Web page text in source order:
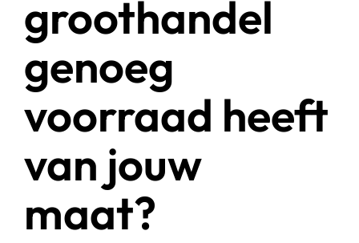
groothandel
genoeg
voorraad heeft
van jouw
maat?